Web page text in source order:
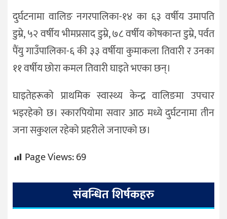
दुर्घटनामा वालिङ नगरपालिका-१४ का ६३ वर्षीय उमापति
डुम्रे, ५२ वर्षीय भीमप्रसाद डुम्रे, ७८ वर्षीय कोषकान्त डुम्रे, पर्वत
पैंयु गाउँपालिका-६ की ३३ वर्षीया कुमाकला तिवारी र उनका
११ वर्षीय छोरा कमल तिवारी घाइते भएका छन्।
घाइतेहरूको प्राथमिक स्वास्थ्य केन्द्र वालिङमा उपचार
भइरहेको छ। स्कारपियोमा सवार आठ मध्ये दुर्घटनामा तीन
जना सकुशल रहेको प्रहरीले जनाएको छ।
Page Views:69
संबन्धित शिर्षकहरु